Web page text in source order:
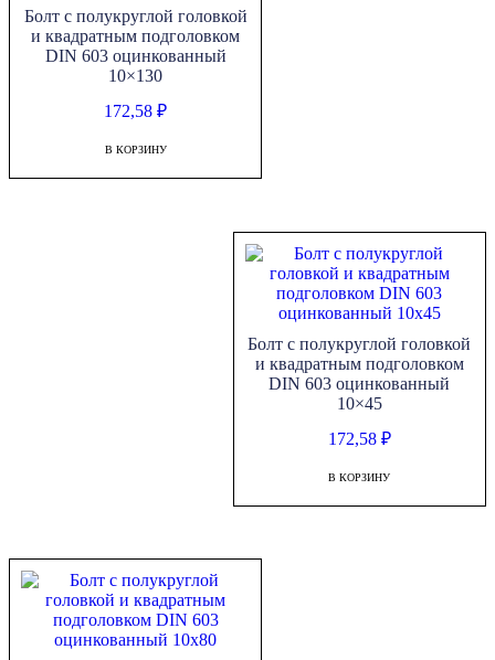
Болт с полукруглой головкой
и квадратным подголовком
DIN 603 оцинкованный
10×130
172,58₽
В КОРЗИНУ
Болт с полукруглой головкой
и квадратным подголовком
DIN 603 оцинкованный
10×45
172,58 ₽
В КОРЗИНУ